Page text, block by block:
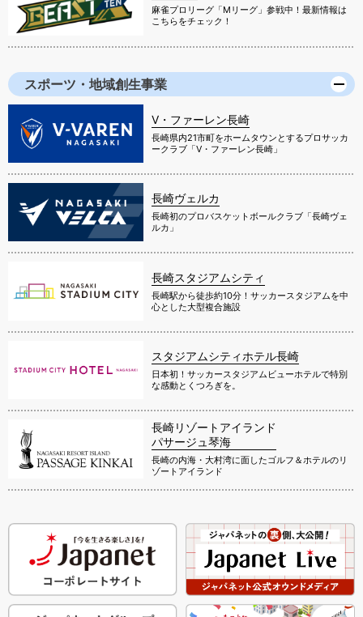
麻雀プロリーグ「Mリーグ」参戦中！最新情報は
こちらをチェック！
スポーツ・地域創生事業
V・ファーレン長崎
長崎県内21市町をホームタウンとするプロサッカ
ークラブ「V・ファーレン長崎」
長崎ヴェルカ
長崎初のプロバスケットボールクラブ「長崎ヴェ
ルカ」
長崎スタジアムシティ
長崎駅から徒歩約10分！サッカースタジアムを中
心とした大型複合施設
スタジアムシティホテル長崎
日本初！サッカースタジアムビューホテルで特別
な感動とくつろぎを。
長崎リゾートアイランド
パサージュ琴海
長崎の内海・大村湾に面したゴルフ＆ホテルのリ
ゾートアイランド